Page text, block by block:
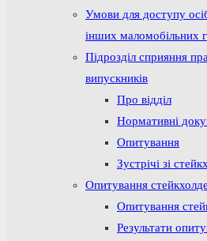
Умови для доступу
інших маломобільних
Підрозділ сприяння
випускників
Про відділ
Нормативні
Опитування
Зустрічі зі
Опитування
Опитування
Результати